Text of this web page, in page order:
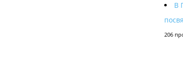
В
206